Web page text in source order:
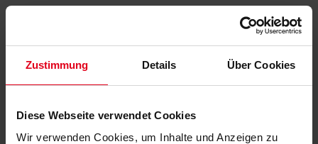
Zustimmung Details Über Cookies
Diese Webseite verwendet Cookies
Wir verwenden Cookies, um Inhalte und Anzeigen zu